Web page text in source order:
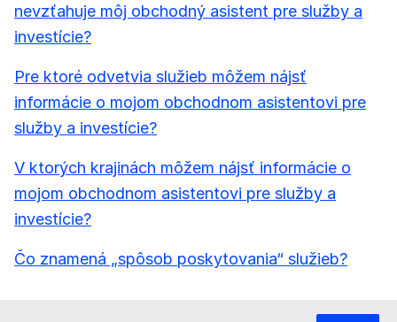
nevzťahuje môj obchodný asistent pre služby a
investície?
Pre ktoré odvetvia služieb môžem nájsť
informácie o mojom obchodnom asistentovi pre
služby a investície?
V ktorých krajinách môžem nájsť informácie o
mojom obchodnom asistentovi pre služby a
investície?
Čo znamená „spôsob poskytovania“ služieb?